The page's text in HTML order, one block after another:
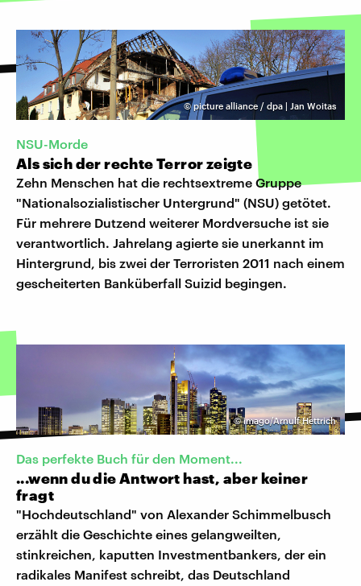
©picture alliance / dpa | Jan Woitas
NSU-Morde
Als sich der rechte Terror zeigte
Zehn Menschen hat die rechtsextreme Gruppe
"Nationalsozialistischer Untergrund" (NSU) getötet.
Für mehrere Dutzend weiterer Mordversuche ist sie
verantwortlich. Jahrelang agierte sie unerkannt im
Hintergrund, bis zwei der Terroristen 2011 nach einem
gescheiterten Banküberfall Suizid begingen.
©imago/Arnulf Hettrich
Das perfekte Buch für den Moment...
...wenn du die Antwort hast, aber keiner
fragt
"Hochdeutschland" von Alexander Schimmelbusch
erzählt die Geschichte eines gelangweilten,
stinkreichen, kaputten Investmentbankers, der ein
radikales Manifest schreibt, das Deutschland